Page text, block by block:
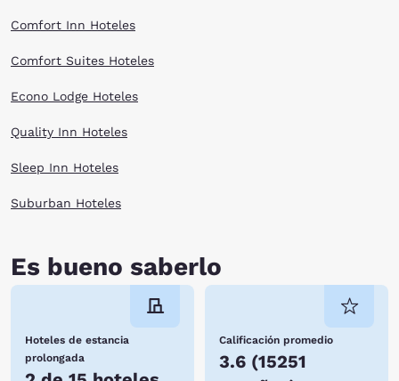
Comfort Inn Hoteles
Comfort Suites Hoteles
Econo Lodge Hoteles
Quality Inn Hoteles
Sleep Inn Hoteles
Suburban Hoteles
Es bueno saberlo
Hoteles de estancia
prolongada
Calificación promedio
3.6 (15251